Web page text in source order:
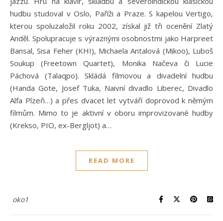
hudbu studoval v Oslo, Paříži a Praze. S kapelou Vertigo,
kterou spoluzaložil roku 2002, získal již tři ocenění Zlatý
Anděl. Spolupracuje s výraznými osobnostmi jako Harpreet
Bansal, Sisa Feher (KHI), Michaela Antalová (Mikoo), Luboš
Soukup (Freetown Quartet), Monika Načeva či Lucie
Páchová (Talaqpo). Skládá filmovou a divadelní hudbu
(Handa Gote, Josef Tuka, Naivní divadlo Liberec, Divadlo
Alfa Plzeň…) a přes dvacet let vytváří doprovod k němým
filmům. Mimo to je aktivní v oboru improvizované hudby
(Krekso, PIO, ex-Bergljot) a…
READ MORE
oko1